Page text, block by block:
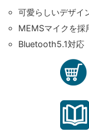
可愛らしいデザイ
MEMSマイクを採
Bluetooth5.1対応